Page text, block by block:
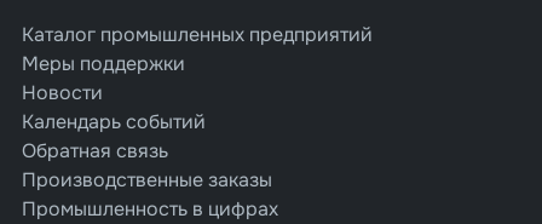
Каталог промышленных предприятий
Меры поддержки
Новости
Календарь событий
Обратная связь
Производственные заказы
Промышленность в цифрах